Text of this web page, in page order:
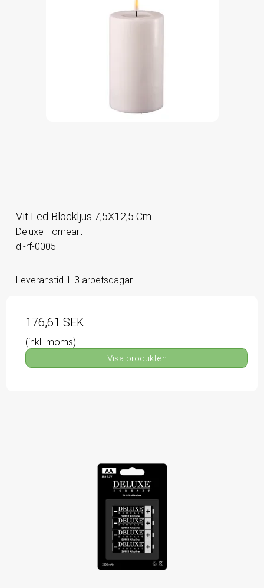
Vit Led-Blockljus 7,5X12,5 Cm
Deluxe Homeart
dl-rf-0005
Leveranstid 1-3 arbetsdagar
176,61 SEK
(inkl. moms)
Visa produkten